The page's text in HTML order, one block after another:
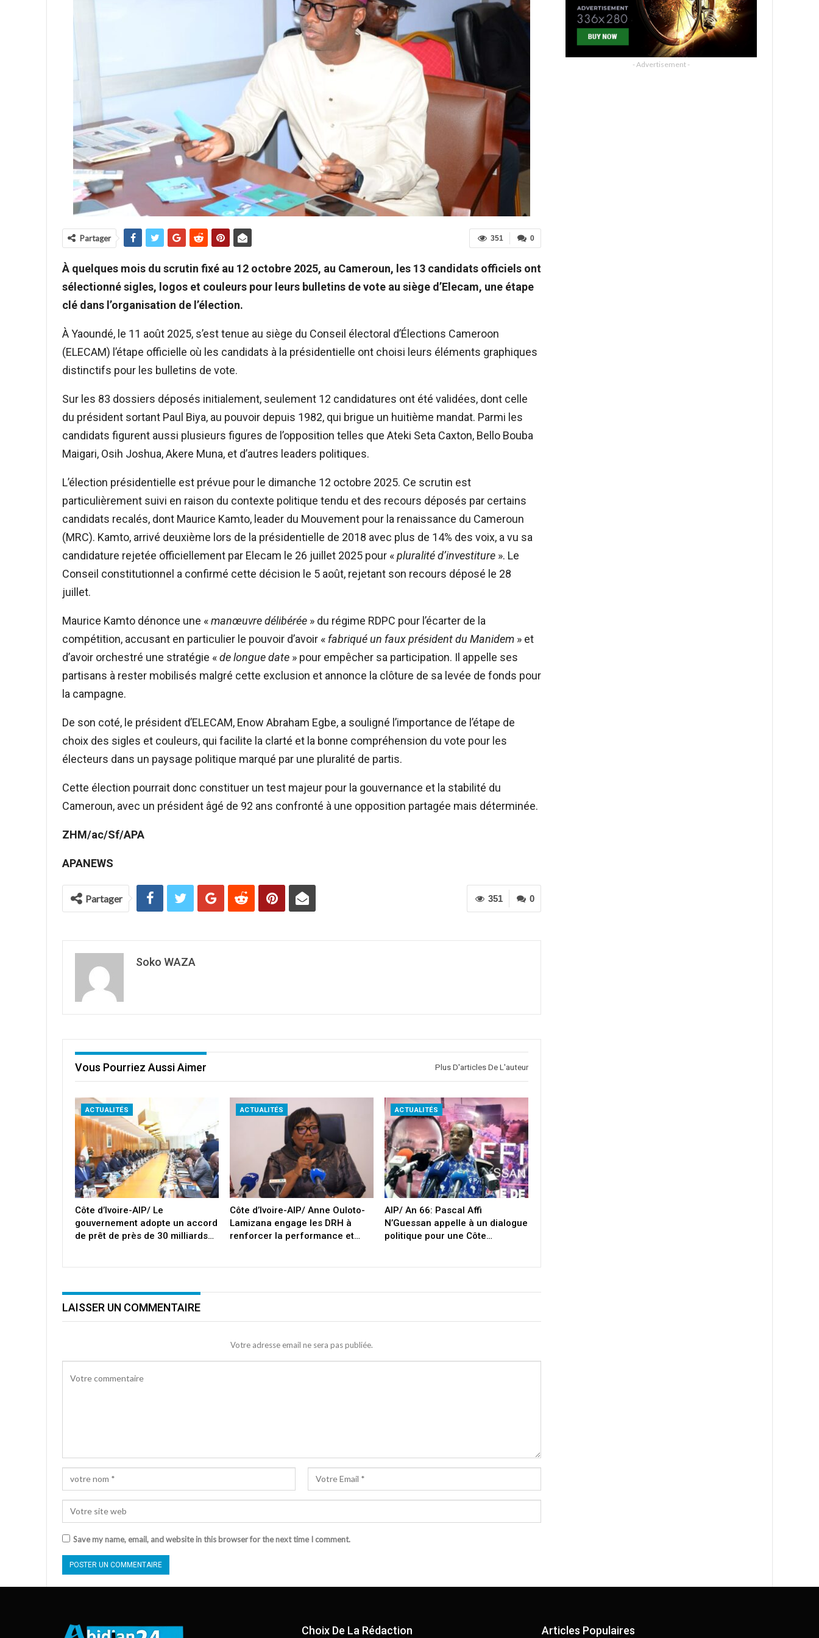
0
351
Partager
À quelques mois du scrutin fixé au 12 octobre 2025, au Cameroun, les 13 candidats officiels ont
sélectionné sigles, logos et couleurs pour leurs bulletins de vote au siège d’Elecam, une étape
clé dans l’organisation de l’élection.
À Yaoundé, le 11 août 2025, s’est tenue au siège du Conseil électoral d’Élections Cameroon
(ELECAM) l’étape officielle où les candidats à la présidentielle ont choisi leurs éléments graphiques
distinctifs pour les bulletins de vote.
Sur les 83 dossiers déposés initialement, seulement 12 candidatures ont été validées, dont celle
du président sortant Paul Biya, au pouvoir depuis 1982, qui brigue un huitième mandat. Parmi les
candidats figurent aussi plusieurs figures de l’opposition telles que Ateki Seta Caxton, Bello Bouba
Maigari, Osih Joshua, Akere Muna, et d’autres leaders politiques.
L’élection présidentielle est prévue pour le dimanche 12 octobre 2025. Ce scrutin est
particulièrement suivi en raison du contexte politique tendu et des recours déposés par certains
candidats recalés, dont Maurice Kamto, leader du Mouvement pour la renaissance du Cameroun
(MRC). Kamto, arrivé deuxième lors de la présidentielle de 2018 avec plus de 14% des voix, a vu sa
candidature rejetée officiellement par Elecam le 26 juillet 2025 pour «pluralité d’investiture ». Le
Conseil constitutionnel a confirmé cette décision le 5 août, rejetant son recours déposé le 28
juillet.
Maurice Kamto dénonce une «manœuvre délibérée » du régime RDPC pour l’écarter de la
compétition, accusant en particulier le pouvoir d’avoir « fabriqué un faux président du Manidem » et
d’avoir orchestré une stratégie «de longue date » pour empêcher sa participation. Il appelle ses
partisans à rester mobilisés malgré cette exclusion et annonce la clôture de sa levée de fonds pour
la campagne.
De son coté, le président d’ELECAM, Enow Abraham Egbe, a souligné l’importance de l’étape de
choix des sigles et couleurs, qui facilite la clarté et la bonne compréhension du vote pour les
électeurs dans un paysage politique marqué par une pluralité de partis.
Cette élection pourrait donc constituer un test majeur pour la gouvernance et la stabilité du
Cameroun, avec un président âgé de 92 ans confronté à une opposition partagée mais déterminée.
ZHM/ac/Sf/APA
APANEWS
0
351
Partager
Soko WAZA
Vous Pourriez Aussi Aimer Plus D'articles De L'auteur
ACTUALITÉS
Côte d’Ivoire-AIP/ Le
gouvernement adopte un accord
de prêt de près de 30 milliards…
ACTUALITÉS
Côte d’Ivoire-AIP/ Anne Ouloto-
Lamizana engage les DRH à
renforcer la performance et…
ACTUALITÉS
AIP/ An 66: Pascal Affi
N’Guessan appelle à un dialogue
politique pour une Côte…
LAISSER UN COMMENTAIRE
Votre adresse email ne sera pas publiée.
Save my name, email, and website in this browser for the next time I comment.
- Advertisement -
Choix De La Rédaction Articles Populaires